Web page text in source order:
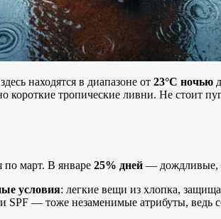
находятся в диапазоне от 23°C ночью
тропические ливни. Не стоит
по март. В январе 25% дней — дождливые,
условия: легкие вещи из хлопка,
— тоже незаменимые атрибуты, ведь